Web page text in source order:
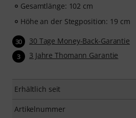
Gesamtlänge: 102 cm
Höhe an der Stegposition: 19 cm
30 30 Tage Money-Back-Garantie
3 3 Jahre Thomann Garantie
Erhältlich seit
Artikelnummer